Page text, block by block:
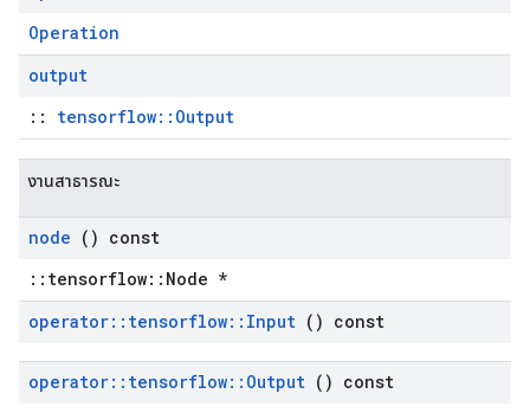
Operation
output
:: tensorflow::Output
งานสาธารณะ
node () const
::tensorflow::Node *
operator:: tensorflow:: Input () const
operator:: tensorflow:: Output () const